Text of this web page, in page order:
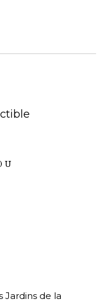
Jardins de la